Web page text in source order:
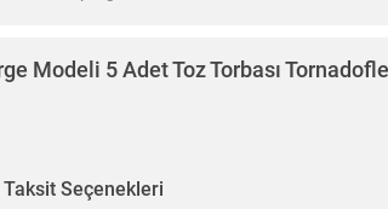
Modeli 5 Adet Toz Torbası
Taksit Seçenekleri